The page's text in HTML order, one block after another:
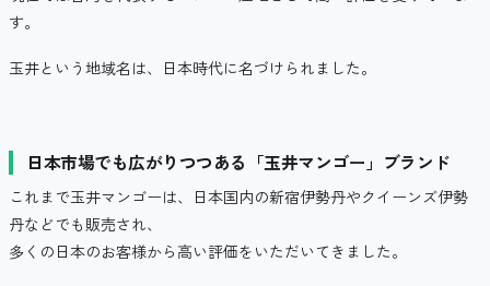
す。
玉井という地域名は、日本時代に名づけられました。
日本市場でも広がりつつある「玉井マンゴー」ブランド
これまで玉井マンゴーは、日本国内の新宿伊勢丹やクイーンズ伊勢
丹などでも販売され、
多くの日本のお客様から高い評価をいただいてきました。